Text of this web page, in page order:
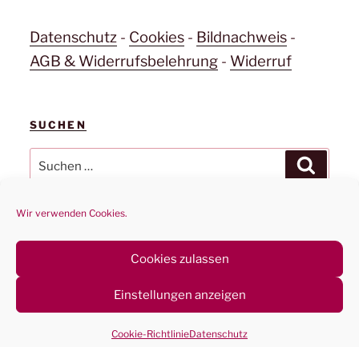
Wir verwenden Cookies.
Cookies zulassen
Einstellungen anzeigen
Cookie-RichtlinieDatenschutz
Datenschutz- Cookies- Bildnachweis-
AGB & Widerrufsbelehrung- Widerruf
SUCHEN
Suchen
nach:
Stolz präsentiert von WordPress